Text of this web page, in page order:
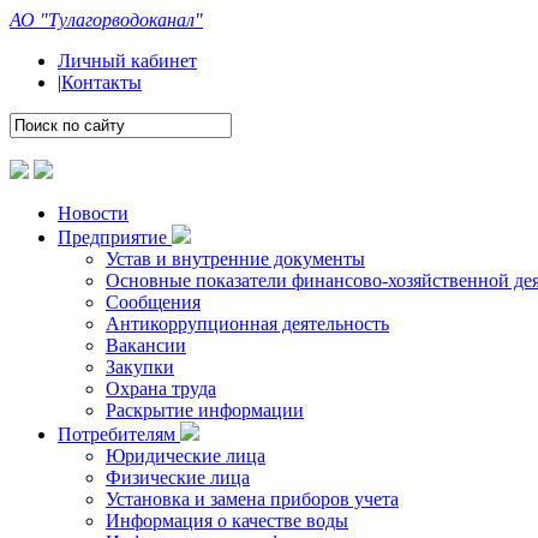
АО "Тулагорводоканал"
Личный кабинет
|Контакты
Новости
Предприятие
Устав и внутренние документы
Основные показатели финансово-хозяйственной
Сообщения
Антикоррупционная деятельность
Вакансии
Закупки
Охрана труда
Раскрытие информации
Потребителям
Юридические лица
Физические лица
Установка и замена приборов учета
Информация о качестве воды